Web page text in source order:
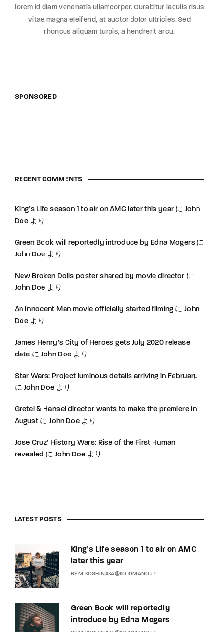
lorem id diam venenatis ullamcorper. Curabitur iaculis risus
vitae magna eleifend, at auctor dolor ultricies. Sed
rhoncus aliquam turpis, a hendrerit arcu.
SPONSORED
RECENT COMMENTS
King’s Life season 1 to air on AMC later this year に John
Doe より
Green Book will reportedly introduce by Edna Mogersに
John Doe より
New Broken Dolls poster shared by movie director に
John Doe より
An Innocent Man movie officially started filming に John
Doe より
James Henry’s City of Heroes gets July 2020 release
date にJohn Doe より
Star Wars: Project luminous details arriving in February
に John Doe より
Gretel & Hansel director wants to make the premiere in
August にJohn Doeより
Jose Cruz’ History Wars: Rise of the First Human
revealed に John Doe より
LATEST POSTS
King’s Life season 1 to air on AMC
later this year
BYM-KOSHINAKA@KOTOMANO.JP
Green Book will reportedly
introduce by Edna Mogers